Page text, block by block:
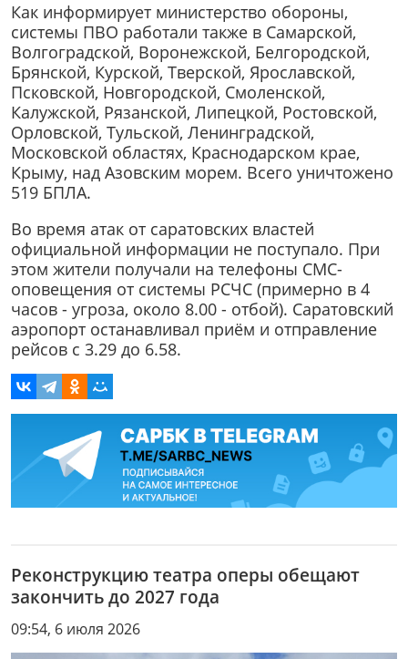
Как информирует министерство обороны,
системы ПВО работали также в Самарской,
Волгоградской, Воронежской, Белгородской,
Брянской, Курской, Тверской, Ярославской,
Псковской, Новгородской, Смоленской,
Калужской, Рязанской, Липецкой, Ростовской,
Орловской, Тульской, Ленинградской,
Московской областях, Краснодарском крае,
Крыму, над Азовским морем. Всего уничтожено
519 БПЛА.
Во время атак от саратовских властей
официальной информации не поступало. При
этом жители получали на телефоны СМС-
оповещения от системы РСЧС (примерно в 4
часов - угроза, около 8.00 - отбой). Саратовский
аэропорт останавливал приём и отправление
рейсов с 3.29 до 6.58.
Реконструкцию театра оперы обещают
закончить до 2027 года
09:54, 6 июля 2026